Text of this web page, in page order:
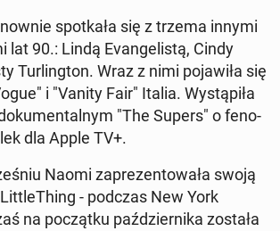
spo­tka­ła się z trzema innymi
lat 90.: Lindą Evan­ge­li­stą, Cindy
Tur­ling­ton. Wraz z nimi po­ja­wi­ła się
i "Vanity Fair" Italia. Wy­stą­pi­ła
"The Supers" o fe­no­
dla Apple TV+.
Naomi za­pre­zen­to­wa­ła swoją
- podczas New York
na po­cząt­ku paź­dzier­ni­ka została